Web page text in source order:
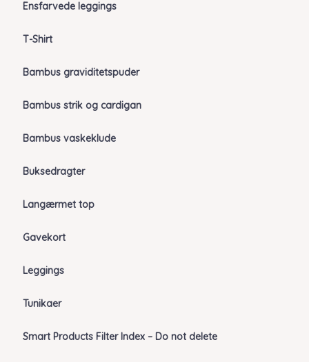
Ensfarvede leggings
T-Shirt
Bambus graviditetspuder
Bambus strik og cardigan
Bambus vaskeklude
Buksedragter
Langærmet top
Gavekort
Leggings
Tunikaer
Smart Products Filter Index – Do not delete